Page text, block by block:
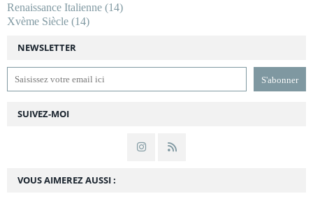
NEWSLETTER
SUIVEZ-MOI
VOUS AIMEREZ AUSSI :
Renaissance Italienne (14)
Xvème Siècle (14)